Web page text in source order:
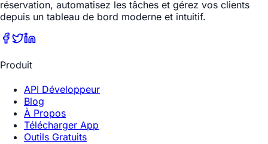
réservation, automatisez les tâches et gérez vos clients
depuis un tableau de bord moderne et intuitif.
Produit
API Développeur
Blog
À Propos
Télécharger App
Outils Gratuits